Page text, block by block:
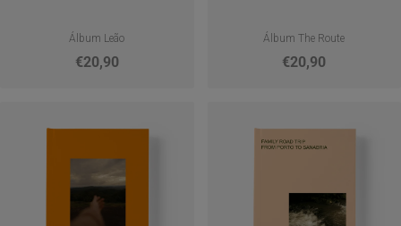
Álbum Leão
€20,90
Álbum The Route
€20,90